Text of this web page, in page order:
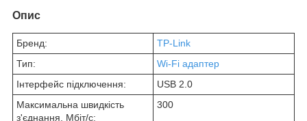
Опис
Бренд:
TP-Link
Тип:
Wi-Fi адаптер
Інтерфейс підключення:
USB 2.0
Максимальна швидкість
з'єднання, Мбіт/с:
300